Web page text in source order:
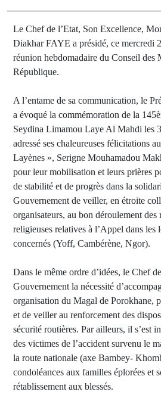
Le Chef de l’Etat, Son Excellence,
Diakhar FAYE a présidé, ce mercredi
réunion hebdomadaire du Conseil des
République.
A l’entame de sa communication, le
a évoqué la commémoration de la
Seydina Limamou Laye Al Mahdi les
adressé ses chaleureuses félicitations
Layènes », Serigne Mouhamadou
pour leur mobilisation et leurs prières
de stabilité et de progrès dans la
Gouvernement de veiller, en étroite
organisateurs, au bon déroulement des
religieuses relatives à l’Appel dans les
concernés (Yoff, Cambérène, Ngor).
Dans le même ordre d’idées, le Chef
Gouvernement la nécessité
organisation du Magal de Porokhane,
et de veiller au renforcement des
sécurité routières. Par ailleurs, il s’est
des victimes de l’accident survenu le
la route nationale (axe Bambey-
condoléances aux familles éplorées et
rétablissement aux blessés.